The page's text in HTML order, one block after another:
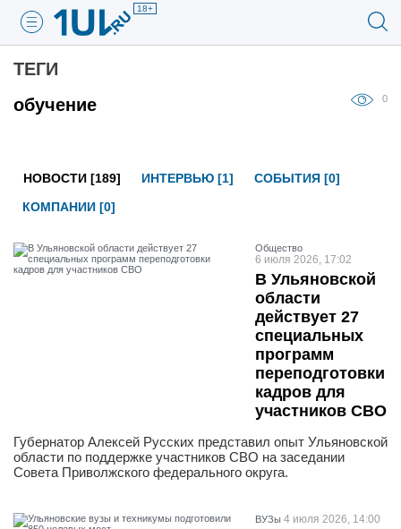
18+
ТЕГИ
обучение
0
НОВОСТИ [189] ИНТЕРВЬЮ [1]
СОБЫТИЯ [0]
КОМПАНИИ [0]
Общество
6 июля 2026, 17:02
В Ульяновской
области
действует 27
специальных
программ
переподготовки
кадров для
участников СВО
Губернатор Алексей Русских представил опыт Ульяновской
области по поддержке участников СВО на заседании
Совета Приволжского федерального округа.
ВУЗы 4 июля 2026, 14:00